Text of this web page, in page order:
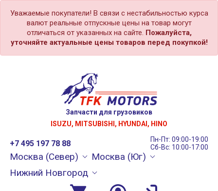
Уважаемые покупатели! В связи с нестабильностью курса
валют реальные отпускные цены на товар могут
отличаться от указанных на сайте. Пожалуйста,
уточняйте актуальные цены товаров перед покупкой!
Запчасти для грузовиков
ISUZU, MITSUBISHI, HYUNDAI, HINO
+7 495 197 78 88
Пн-Пт: 09:00-19:00
Сб-Вс: 10:00-17:00
Москва (Север)
Москва (Юг)
Нижний Новгород